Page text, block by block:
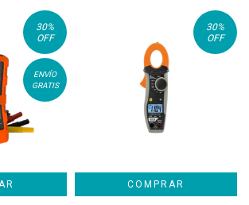
30%
OFF
ENVÍO
GRATIS
30%
OFF